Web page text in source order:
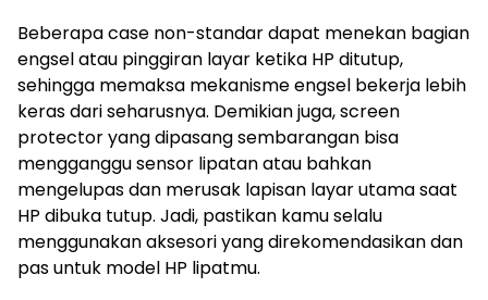
Beberapa case non-standar dapat menekan bagian
engsel atau pinggiran layar ketika HP ditutup,
sehingga memaksa mekanisme engsel bekerja lebih
keras dari seharusnya. Demikian juga, screen
protector yang dipasang sembarangan bisa
mengganggu sensor lipatan atau bahkan
mengelupas dan merusak lapisan layar utama saat
HP dibuka tutup. Jadi, pastikan kamu selalu
menggunakan aksesori yang direkomendasikan dan
pas untuk model HP lipatmu.